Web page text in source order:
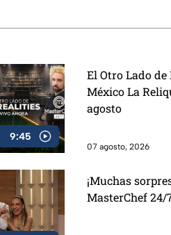
9:45
El Otro Lado
México La
agosto
07 agosto, 2026
¡Muchas
MasterChef 24/